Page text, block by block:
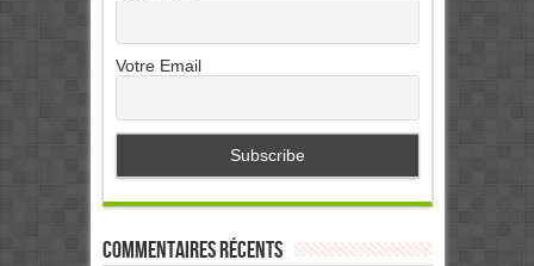
Votre Email
Commentaires récents